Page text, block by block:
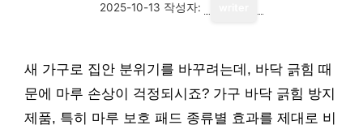
2025-10-13 작성자:
새 가구로 집안 분위기를 바꾸려는데, 바닥 긁힘 때
문에 마루 손상이 걱정되시죠? 가구 바닥 긁힘 방지
제품, 특히 마루 보호 패드 종류별 효과를 제대로 비